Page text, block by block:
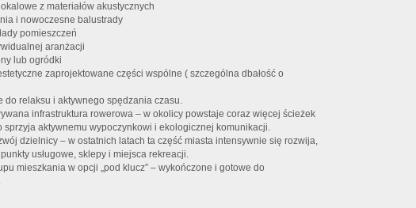
z materiałów akustycznych
i nowoczesne balustrady
pomieszczeń
aranżacji
lub ogródki
zaprojektowane części wspólne ( szczególna dbałość o
do relaksu i aktywnego spędzania czasu.
infrastruktura rowerowa – w okolicy powstaje coraz więcej ścieżek
sprzyja aktywnemu wypoczynkowi i ekologicznej komunikacji.
dzielnicy – w ostatnich latach ta część miasta intensywnie się rozwija,
usługowe, sklepy i miejsca rekreacji.
mieszkania w opcji „pod klucz” – wykończone i gotowe do